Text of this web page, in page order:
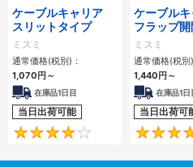
ケーブルキャリア
スリットタイプ
ミスミ
通常価格(税別)：
1,070 円 ～
在庫品1日目
当日出荷可能
4.1
ケーブル
フラップ開
プ 本体＋
ミスミ
通常価格(税別)
1,440 円 ～
在庫品1日
当日出荷可